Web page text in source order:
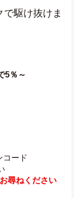
駆け抜けま
5％～
コード
尋ねください